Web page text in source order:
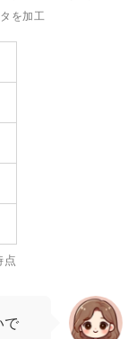
を加工
で